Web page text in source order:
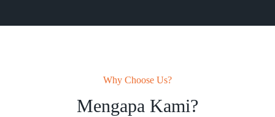
Why Choose Us?
Mengapa Kami?